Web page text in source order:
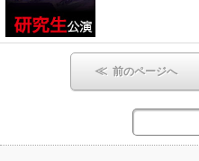
≪ 前のページへ